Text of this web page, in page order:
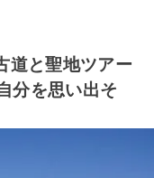
道と聖地ツアー
分を思い出そ